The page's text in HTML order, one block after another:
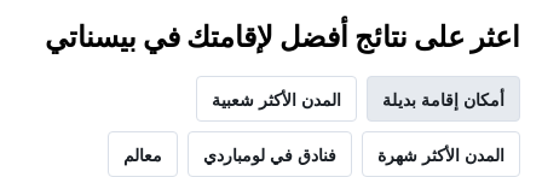
اعثر على نتائج أفضل لإقامتك في بيسناتي
أمكان إقامة بديلة المدن الأكثر شعبية
المدن الأكثر شهرة فنادق في لومباردي معالم